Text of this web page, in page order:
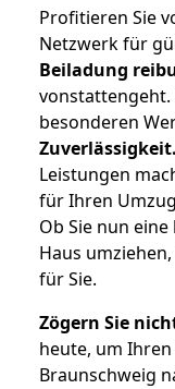
Profitieren Sie
Netzwerk für
Beiladung
vonstattengeht.
besonderen
Zuverlässigkeit.
Leistungen
für Ihren
Ob Sie nun
Haus
für Sie.
Zögern Sie
heute, um
Braunschweig